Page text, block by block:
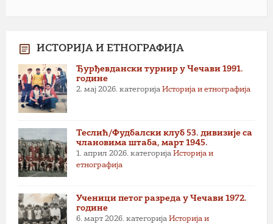
ИСТОРИЈА И ЕТНОГРАФИЈА
Ђурђевдански турнир у Чечави 1991.
године
2. мај 2026. категорија Историја и етнографија
Теслић/Фудбалски клуб 53. дивизије са
члановима штаба, март 1945.
1. април 2026. категорија Историја и
етнографија
Ученици петог разреда у Чечави 1972.
године
6. март 2026. категорија Историја и